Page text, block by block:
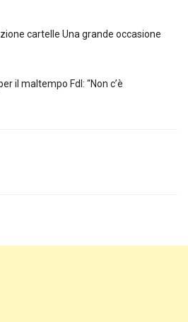
cartelle Una grande occasione
il maltempo FdI: “Non c’è